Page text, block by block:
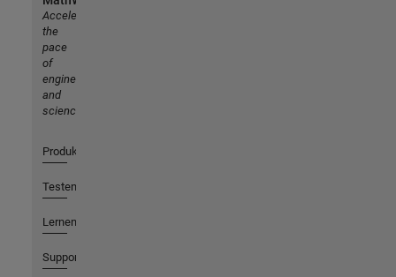
Accelerating
the
pace
of
engineering
and
science
Produkte
Testen oder Kaufen
Lernen
Support